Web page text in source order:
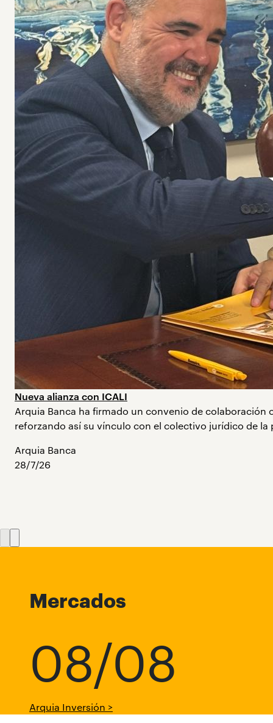
Nueva alianza con ICALI
Arquia Banca ha firmado un convenio de colaboración
reforzando así su vínculo con el colectivo jurídico de
Arquia Banca
28/7/26
Mercados
08/08
Arquia Inversión >